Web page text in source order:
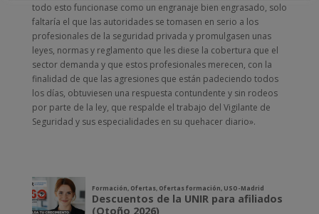
todo esto funcionase como un engranaje bien engrasado, solo
faltaría el que las autoridades se tomasen en serio a los
profesionales de la seguridad privada y promulgasen unas
leyes, normas y reglamento que les diese la cobertura que el
sector demanda y que estos profesionales merecen, con la
finalidad de que las agresiones que están padeciendo todos
los días, obtuviesen una respuesta contundente y sin rodeos
por parte de la ley, que respalde el trabajo del Vigilante de
Seguridad y sus especialidades en su quehacer diario».